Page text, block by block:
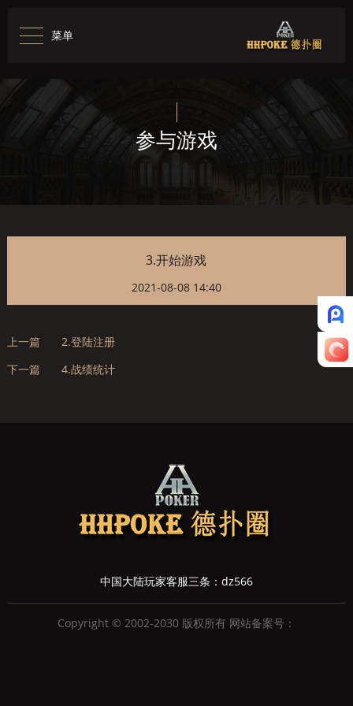
菜单
参与游戏
3.开始游戏
2021-08-08 14:40
上一篇
2.登陆注册
下一篇
4.战绩统计
中国大陆玩家客服三条：dz566
Copyright © 2002-2030 版权所有 网站备案号：